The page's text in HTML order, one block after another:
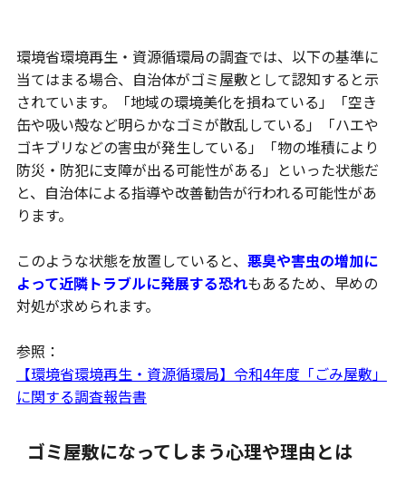
環境省環境再生・資源循環局の調査では、以下の基準に
当てはまる場合、自治体がゴミ屋敷として認知すると示
されています。「地域の環境美化を損ねている」「空き
缶や吸い殻など明らかなゴミが散乱している」「ハエや
ゴキブリなどの害虫が発生している」「物の堆積により
防災・防犯に支障が出る可能性がある」といった状態だ
と、自治体による指導や改善勧告が行われる可能性があ
ります。
このような状態を放置していると、 悪臭や害虫の増加に
よって近隣トラブルに発展する恐れもあるため、早めの
対処が求められます。
参照：
【環境省環境再生・資源循環局】令和4年度「ごみ屋敷」
に関する調査報告書
ゴミ屋敷になってしまう心理や理由とは